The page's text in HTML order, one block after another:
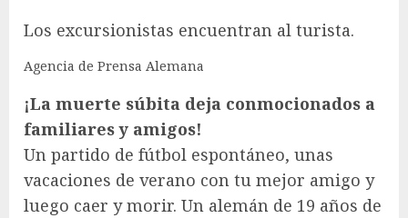
Los excursionistas encuentran al turista.
Agencia de Prensa Alemana
¡La muerte súbita deja conmocionados a
familiares y amigos!
Un partido de fútbol espontáneo, unas
vacaciones de verano con tu mejor amigo y
luego caer y morir. Un alemán de 19 años de